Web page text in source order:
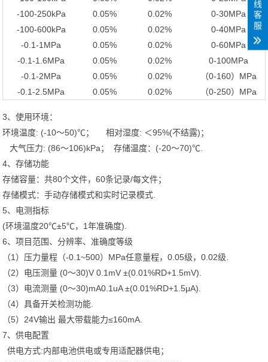
-100-250kPa
0.05% 0.02%
0-30MPa
-100-600kPa
0.05% 0.02%
0-40MPa
-0.1-1MPa
0.05% 0.02%
0-60MPa
-0.1-1.6MPa
0.05% 0.02%
0-100MPa
-0.1-2MPa
0.05% 0.02%
（0-160）MPa
-0.1-2.5MPa
0.05% 0.02% （0-250）MPa
3、使用环境：
环境温度: (-10～50)℃； 相对湿度: ＜95%(不结露)；
大气压力: (86～106)kPa； 存储温度：(-20～70)℃.
4、存储功能
存储容量：共80个文件，60条记录/每文件；
存储模式：手动存储模式和实时记录模式.
5、电测指标
(环境温度20℃±5℃，1年准确度).
6、项目范围、分辨率、准确度等级
（1）压力量程（-0.1~500）MPa任意量程，0.05级，0.02级.
（2）电压测量 (0～30)V 0.1mV ±(0.01%RD+1.5mV).
（3）电流测量 (0～30)mA0.1uA ±(0.01%RD+1.5μA).
（4）具备开关检测功能.
（5）24V输出 最大带载能力≤160mA.
7、供电配置
供电方式:内部电池供电或专用适配器供电；
线
客
服